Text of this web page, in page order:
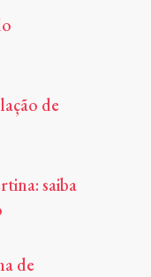
de
saiba
de